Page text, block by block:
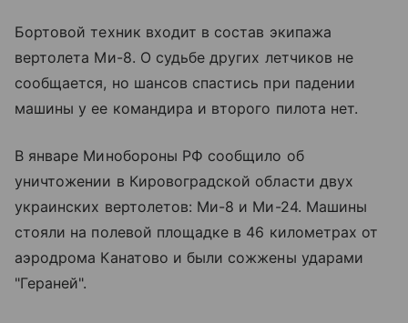
Бортовой техник входит в состав экипажа
вертолета Ми-8. О судьбе других летчиков не
сообщается, но шансов спастись при падении
машины у ее командира и второго пилота нет.
В январе Минобороны РФ сообщило об
уничтожении в Кировоградской области двух
украинских вертолетов: Ми-8 и Ми-24. Машины
стояли на полевой площадке в 46 километрах от
аэродрома Канатово и были сожжены ударами
"Гераней".